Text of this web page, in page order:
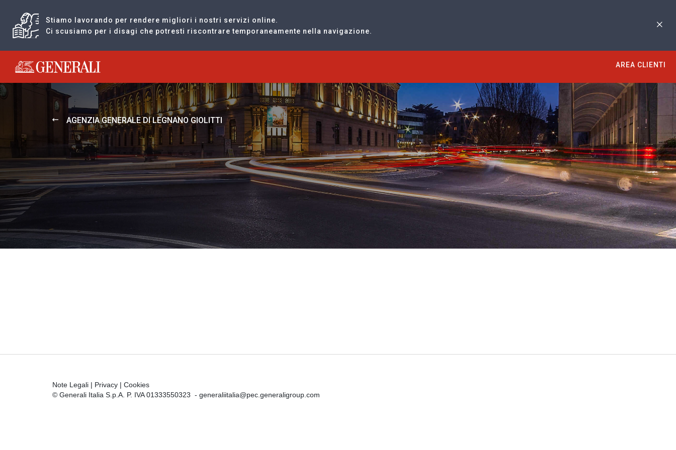
Stiamo lavorando per rendere migliori i nostri servizi online.
Ci scusiamo per i disagi che potresti riscontrare temporaneamente nella navigazione.
Generali logo
AREA CLIENTI
AGENZIA GENERALE DI LEGNANO GIOLITTI
Note Legali | Privacy | Cookies
© Generali Italia S.p.A. P. IVA 01333550323 - generaliitalia@pec.generaligroup.com